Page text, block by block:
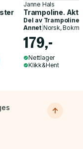
Janne Hals
Trampoline.
Del av Trampoline
Annet| Norsk,
179,-
Nettlager
Klikk&Hent